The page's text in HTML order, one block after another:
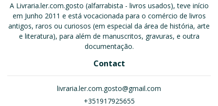
A Livraria.ler.com.gosto (alfarrabista - livros usados), teve início
em Junho 2011 e está vocacionada para o comércio de livros
antigos, raros ou curiosos (em especial da área de história, arte
e literatura), para além de manuscritos, gravuras, e outra
documentação.
Contact
livraria.ler.com.gosto@gmail.com
+351917925655